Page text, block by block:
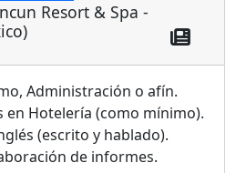
Resort & Spa -
Administración o afín.
en Hotelería (como mínimo).
(escrito y hablado).
de informes.